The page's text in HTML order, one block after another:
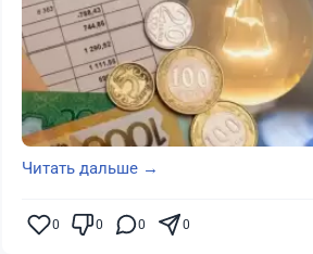
Читать дальше →
0 0 0 0